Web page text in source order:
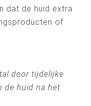
dat de huid extra
of
door tijdelijke
de huid na het